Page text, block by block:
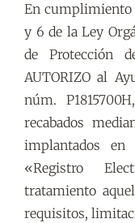
En cumplimiento
y 6 de la Ley
de Protección
AUTORIZO al
núm.
recabados
implantados en
«Registro
tratamiento
requisitos,